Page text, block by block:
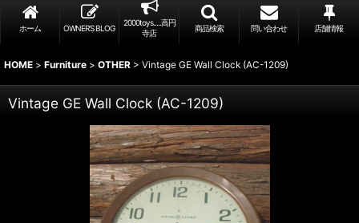
ホーム OWNER’S BLOG
2000toys.....高円
寺店
商品検索 問い合わせ 店舗情報
HOME > Furniture > OTHER > Vintage GE Wall Clock (AC-1209)
Vintage GE Wall Clock (AC-1209)